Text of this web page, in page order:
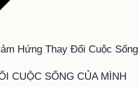
CUỘC SỐNG CỦA MÌNH